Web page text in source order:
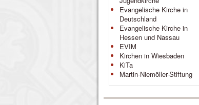
Evangelische Kirche in
Deutschland
Evangelische Kirche in
Hessen und Nassau
EVIM
Kirchen in Wiesbaden
KiTa
Martin-Niemöller-Stiftung